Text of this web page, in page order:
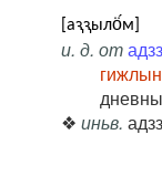
[аԇԇылӧ́м]
и. д. от
❖ иньв.